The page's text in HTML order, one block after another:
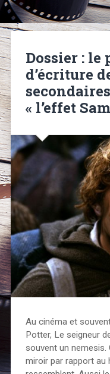
Dossier : le
d’écriture
« l’effet
Au cinéma et
Potter, Le seigneur
souvent un nemesis.
miroir par rapport au